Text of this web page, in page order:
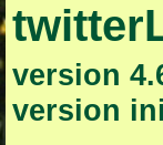
version
version